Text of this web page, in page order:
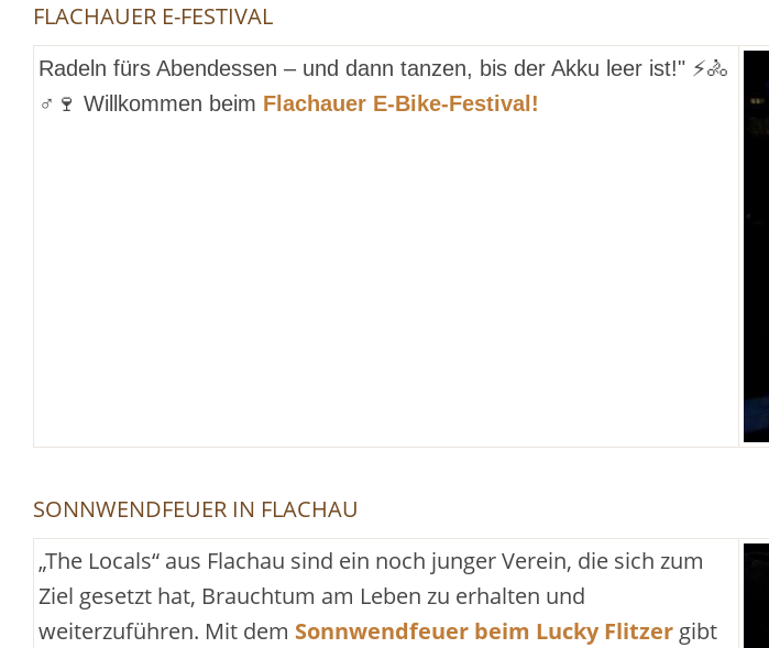
FLACHAUER E-FESTIVAL
Radeln fürs Abendessen – und dann tanzen, bis der Akku leer ist!" ⚡🚴
♂️ 🍷 Willkommen beim Flachauer E-Bike-Festival!
SONNWENDFEUER IN FLACHAU
„The Locals“ aus Flachau sind ein noch junger Verein, die sich zum
Ziel gesetzt hat, Brauchtum am Leben zu erhalten und
weiterzuführen. Mit dem Sonnwendfeuer beim Lucky Flitzer gibt